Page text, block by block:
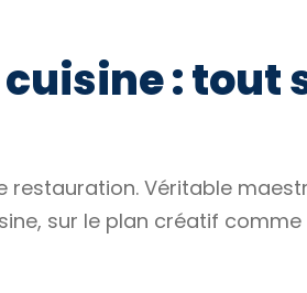
: tout
Véritable
sur le plan créatif